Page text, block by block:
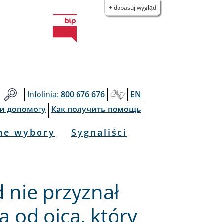
+ dopasuj wygląd
Infolinia: 800 676 676
EN
допомогу Как получить помощь
wybory Sygnaliści
nie przyznał
od ojca, który